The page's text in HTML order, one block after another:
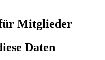
Mitglieder
Daten